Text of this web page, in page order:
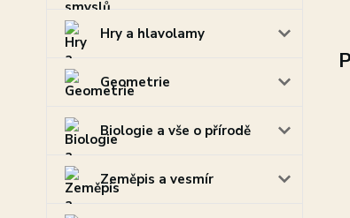
Hry a hlavolamy
Geometrie
Biologie a vše o přírodě
Zeměpis a vesmír